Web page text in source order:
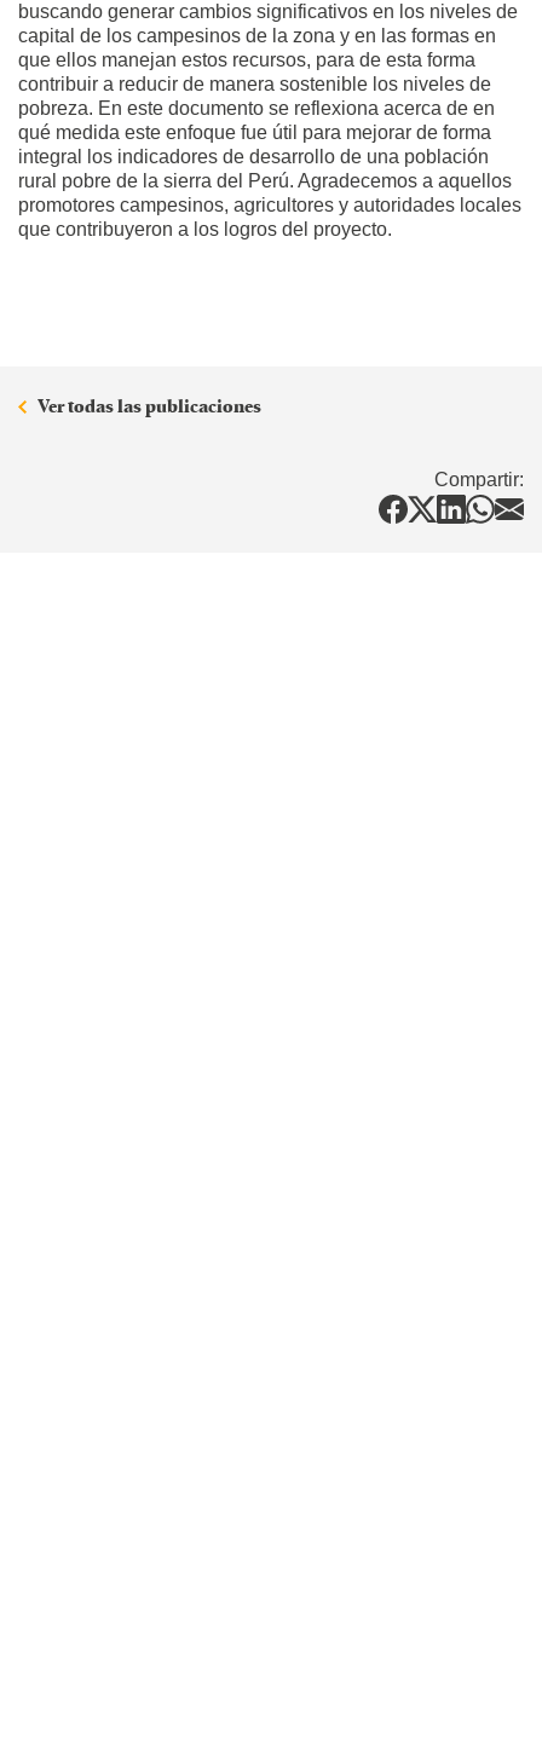
buscando generar cambios significativos en los niveles de
capital de los campesinos de la zona y en las formas en
que ellos manejan estos recursos, para de esta forma
contribuir a reducir de manera sostenible los niveles de
pobreza. En este documento se reflexiona acerca de en
qué medida este enfoque fue útil para mejorar de forma
integral los indicadores de desarrollo de una población
rural pobre de la sierra del Perú. Agradecemos a aquellos
promotores campesinos, agricultores y autoridades locales
que contribuyeron a los logros del proyecto.
Ver todas las publicaciones
Compartir: